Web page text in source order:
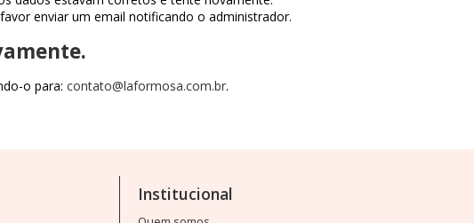
enviar um email notificando o administrador.
o para: contato@laformosa.com.br.
Institucional